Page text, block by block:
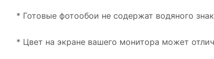
* Готовые фотообои не содержат водяного
* Цвет на экране вашего монитора может